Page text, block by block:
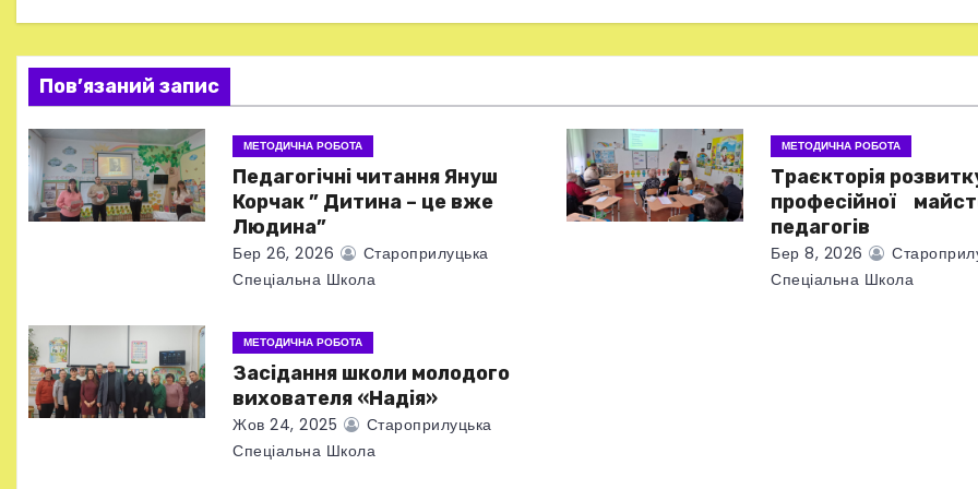
ц
і
я
з
а
с
і
Пов’язаний запис
МЕТОДИЧНА РОБОТА
Педагогічні читання Януш
Корчак ” Дитина – це вже
Людина”
Бер 26, 2026
Староприлуцька
Спеціальна Школа
МЕТОДИЧНА РОБОТА
Траєкторія
професійної
педагогів
Бер 8, 2026
Спеціальна Школа
МЕТОДИЧНА РОБОТА
Засідання школи молодого
вихователя «Надія»
Жов 24, 2025
Староприлуцька
Спеціальна Школа